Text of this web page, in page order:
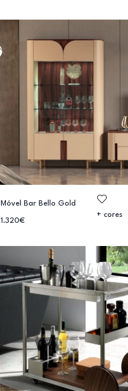
Móvel Bar Bello Gold
1.320€
+ cores